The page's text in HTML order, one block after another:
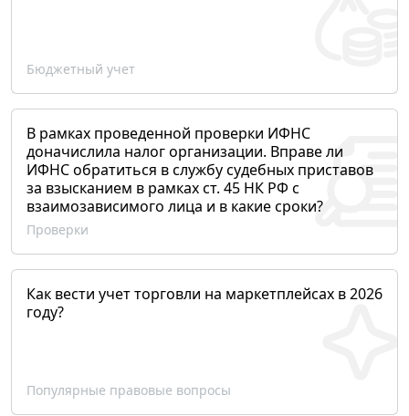
Бюджетный учет
В рамках проведенной проверки ИФНС
доначислила налог организации. Вправе ли
ИФНС обратиться в службу судебных приставов
за взысканием в рамках ст. 45 НК РФ с
взаимозависимого лица и в какие сроки?
Проверки
Как вести учет торговли на маркетплейсах в 2026
году?
Популярные правовые вопросы